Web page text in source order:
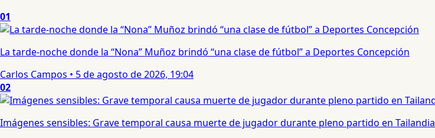
01
La tarde-noche donde la “Nona” Muñoz brindó “una clase de fútbol” a Deportes Concepción
Carlos Campos • 5 de agosto de 2026, 19:04
02
Imágenes sensibles: Grave temporal causa muerte de jugador durante pleno partido en Tailandia